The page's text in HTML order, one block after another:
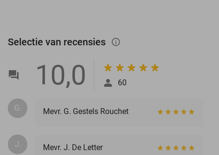
Selectie van recensies info_outlined
10,0 60
G. Mevr. G. Gestels Rouchet
J.
Mevr. J. De Letter